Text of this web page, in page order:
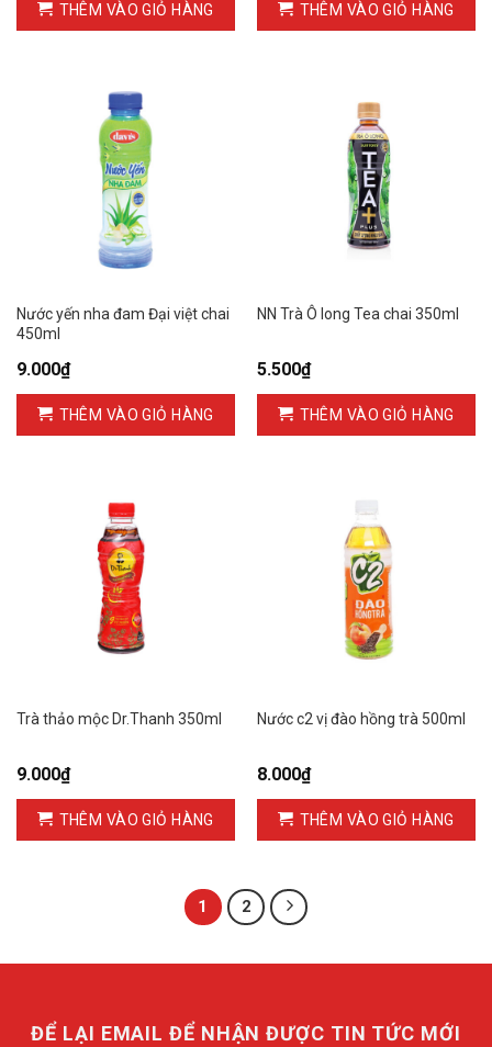
THÊM VÀO GIỎ HÀNG THÊM VÀO GIỎ HÀNG
Nước yến nha đam Đại việt chai
450ml
9.000₫
THÊM VÀO GIỎ HÀNG
NN Trà Ô long Tea chai 350ml
5.500₫
THÊM VÀO GIỎ HÀNG
Trà thảo mộc Dr.Thanh 350ml
9.000₫
THÊM VÀO GIỎ HÀNG
Nước c2 vị đào hồng trà 500ml
8.000₫
THÊM VÀO GIỎ HÀNG
1 2
ĐỂ LẠI EMAIL ĐỂ NHẬN ĐƯỢC TIN TỨC MỚI